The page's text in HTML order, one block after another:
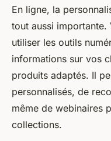
En ligne, la
tout aussi importante.
utiliser les outils
informations sur vos
produits adaptés. Il
personnalisés, de
même de webinaires
collections.